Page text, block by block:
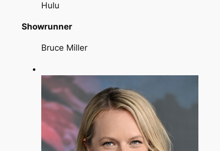
Hulu
Showrunner
Bruce Miller